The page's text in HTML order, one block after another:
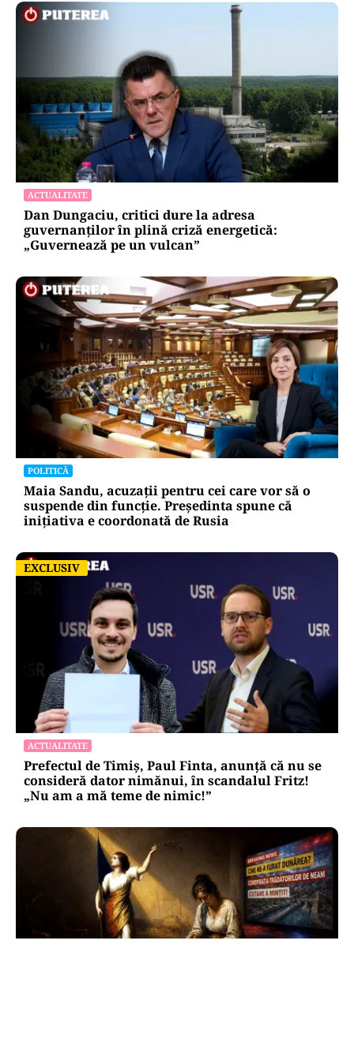
ACTUALITATE
Dan Dungaciu, critici dure la adresa
guvernanților în plină criză energetică:
„Guvernează pe un vulcan”
POLITICĂ
Maia Sandu, acuzații pentru cei care vor să o
suspende din funcție. Președinta spune că
inițiativa e coordonată de Rusia
EXCLUSIV
EXCLUSIV
ACTUALITATE
Prefectul de Timiș, Paul Finta, anunță că nu se
consideră dator nimănui, în scandalul Fritz!
„Nu am a mă teme de nimic!”